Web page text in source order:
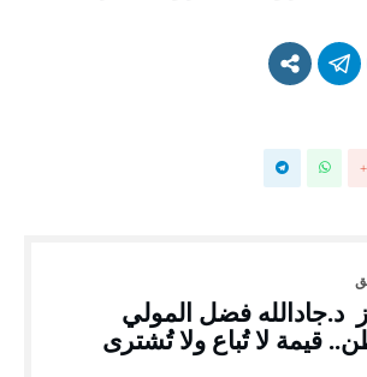
د.جادالله فضل المولي
قيمة لا تُباع ولا تُشترى